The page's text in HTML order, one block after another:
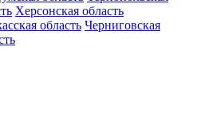
Херсонская область
область Черниговская